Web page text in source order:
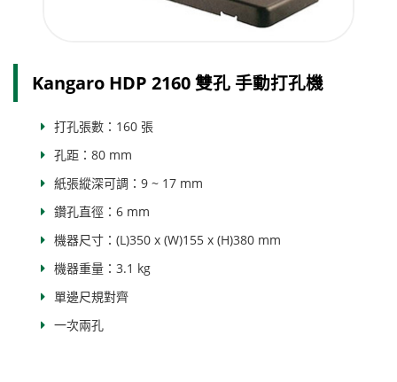
Kangaro HDP 2160 雙孔 手動打孔機
打孔張數：160 張
孔距：80 mm
紙張縱深可調：9 ~ 17 mm
鑽孔直徑：6 mm
機器尺寸：(L)350 x (W)155 x (H)380 mm
機器重量：3.1 kg
單邊尺規對齊
一次兩孔